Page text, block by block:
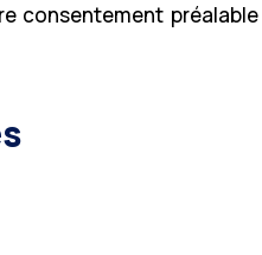
consentement